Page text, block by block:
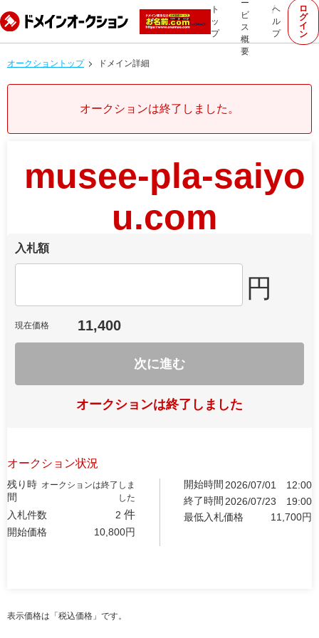
ト
ッ
プ
ー
ビ
ス
概
要
ヘ
ル
プ
ロ
グ
イ
ン
オークショントップ ドメイン詳細
オークションは終了しました。
musee-pla-saiyo
u.com
入札額
円
現在価格 11,400
次に進む
オークションは終了しました
オークション状況
残り時
間
オークションは終了しま
した
入札件数 2 件
開始価格 10,800円
開始時間 2026/07/01
12:00
終了時間 2026/07/23
19:00
最低入札価格
11,700円
表示価格は「税込価格」です。